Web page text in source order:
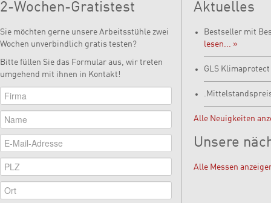
2-Wochen-Gratistest
Sie möchten gerne unsere Arbeitsstühle zwei
Wochen unverbindlich gratis testen?
Bitte füllen Sie das Formular aus, wir treten
umgehend mit ihnen in Kontakt!
Aktuelles
Bestseller mit
lesen... »
GLS Klimaprotect
Alle Neuigkeiten
Unsere
Alle Messen